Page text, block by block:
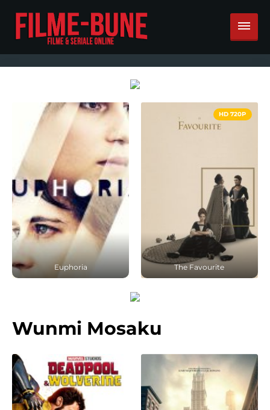
Euphoria
HD 720P
The Favourite
Wunmi Mosaku